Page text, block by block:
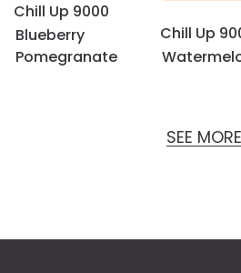
Chill Up 9000
Blueberry
Pomegranate
Chill Up
SEE MORE